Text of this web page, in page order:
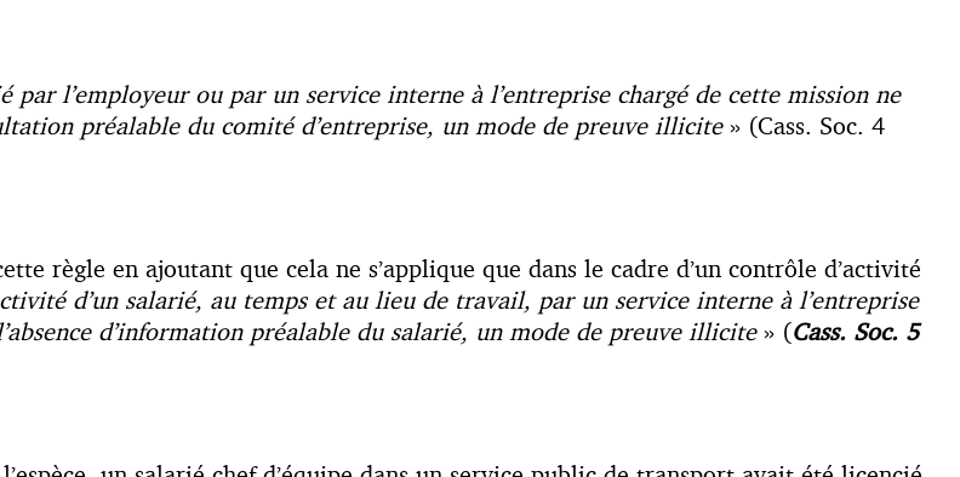
par l’employeur ou par un service interne à l’entreprise chargé de cette mission ne
préalable du comité d’entreprise, un mode de preuve illicite» (Cass. Soc. 4
règle en ajoutant que cela ne s’applique que dans le cadre d’un contrôle d’activité
d’un salarié, au temps et au lieu de travail, par un service interne à l’entreprise
d’information préalable du salarié, un mode de preuve illicite» (Cass. Soc. 5